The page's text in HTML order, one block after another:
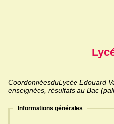
CoordonnéesduLycée Edouard
enseignées, résultats au Bac
Informations générales